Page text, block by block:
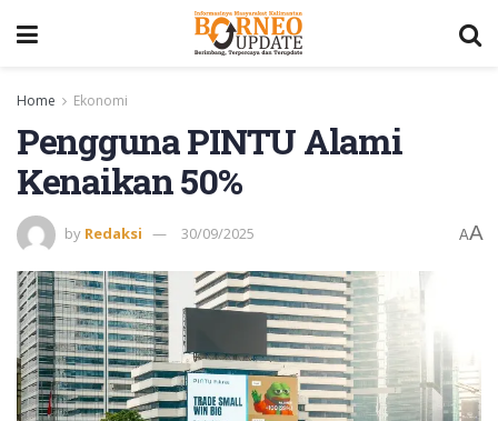
Home Ekonomi
Pengguna PINTU Alami
Kenaikan 50%
by Redaksi 30/09/2025 AA